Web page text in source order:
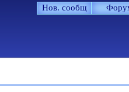
Нов. сообщ